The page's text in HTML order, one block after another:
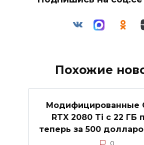
Похожие
Модифицированные
RTX 2080 Ti с 22 ГБ
теперь за 500
0